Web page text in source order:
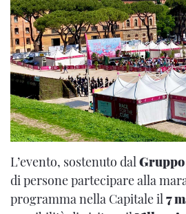
L’evento, sostenuto dal Gruppo
di persone partecipare alla
programma nella Capitale il 7